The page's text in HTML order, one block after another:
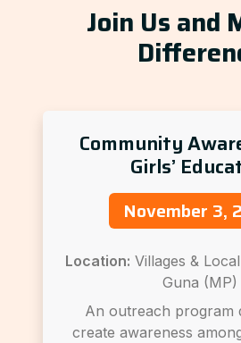
Join Us and
Community
Girls’
November 3,
Location: Villages &
Guna (MP)
An outreach program
create awareness